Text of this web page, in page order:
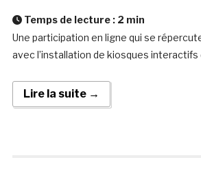
Temps de lecture : 2 min
Une participation en ligne qui se
avec l’installation de kiosques interactifs
Lire la suite →